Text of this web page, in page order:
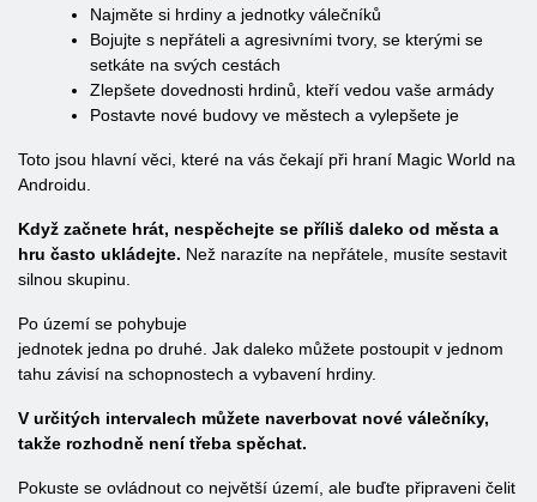
Najměte si hrdiny a jednotky válečníků
Bojujte s nepřáteli a agresivními tvory, se kterými se
setkáte na svých cestách
Zlepšete dovednosti hrdinů, kteří vedou vaše armády
Postavte nové budovy ve městech a vylepšete je
Toto jsou hlavní věci, které na vás čekají při hraní Magic World na
Androidu.
Když začnete hrát, nespěchejte se příliš daleko od města a
hru často ukládejte. Než narazíte na nepřátele, musíte sestavit
silnou skupinu.
Po území se pohybuje
jednotek jedna po druhé. Jak daleko můžete postoupit v jednom
tahu závisí na schopnostech a vybavení hrdiny.
V určitých intervalech můžete naverbovat nové válečníky,
takže rozhodně není třeba spěchat.
Pokuste se ovládnout co největší území, ale buďte připraveni čelit